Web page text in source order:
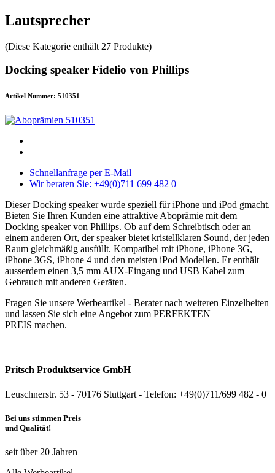
Lautsprecher
(Diese Kategorie enthält 27 Produkte)
Docking speaker Fidelio von Phillips
Artikel Nummer: 510351
Schnellanfrage per E-Mail
Wir beraten Sie: +49(0)711 699 482 0
Dieser Docking speaker wurde speziell für iPhone und iPod gmacht.
Bieten Sie Ihren Kunden eine attraktive Aboprämie mit dem
Docking speaker von Phillips. Ob auf dem Schreibtisch oder an
einem anderen Ort, der speaker bietet kristellklaren Sound, der jeden
Raum gleichmäßig ausfüllt. Kompatibel mit iPhone, iPhone 3G,
iPhone 3GS, iPhone 4 und den meisten iPod Modellen. Er enthält
ausserdem einen 3,5 mm AUX-Eingang und USB Kabel zum
Gebrauch mit anderen Geräten.
Fragen Sie unsere Werbeartikel - Berater nach weiteren Einzelheiten
und lassen Sie sich eine Angebot zum PERFEKTEN
PREIS machen.
Pritsch Produktservice GmbH
Leuschnerstr. 53 - 70176 Stuttgart - Telefon: +49(0)711/699 482 - 0
Bei uns stimmen Preis
und Qualität!
seit über 20 Jahren